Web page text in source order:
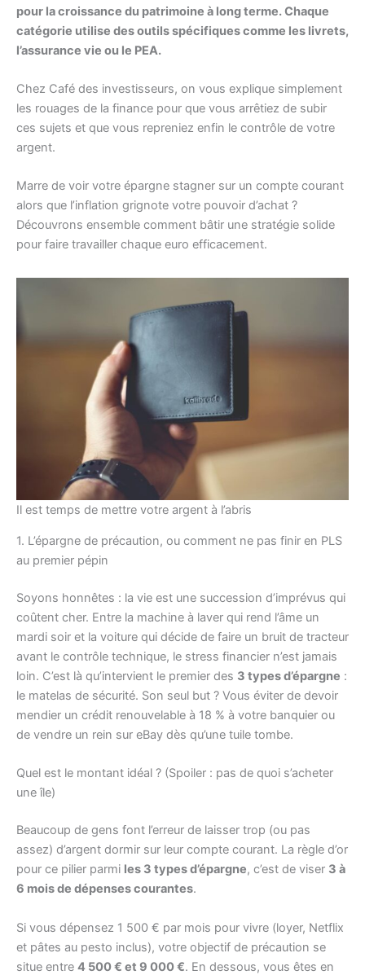
pour la croissance du patrimoine à long terme. Chaque
catégorie utilise des outils spécifiques comme les livrets,
l’assurance vie ou le PEA.
Chez Café des investisseurs, on vous explique simplement
les rouages de la finance pour que vous arrêtiez de subir
ces sujets et que vous repreniez enfin le contrôle de votre
argent.
Marre de voir votre épargne stagner sur un compte courant
alors que l’inflation grignote votre pouvoir d’achat ?
Découvrons ensemble comment bâtir une stratégie solide
pour faire travailler chaque euro efficacement.
Il est temps de mettre votre argent à l’abris
1. L’épargne de précaution, ou comment ne pas finir en PLS
au premier pépin
Soyons honnêtes : la vie est une succession d’imprévus qui
coûtent cher. Entre la machine à laver qui rend l’âme un
mardi soir et la voiture qui décide de faire un bruit de tracteur
avant le contrôle technique, le stress financier n’est jamais
loin. C’est là qu’intervient le premier des 3 types d’épargne :
le matelas de sécurité. Son seul but ? Vous éviter de devoir
mendier un crédit renouvelable à 18 % à votre banquier ou
de vendre un rein sur eBay dès qu’une tuile tombe.
Quel est le montant idéal ? (Spoiler : pas de quoi s’acheter
une île)
Beaucoup de gens font l’erreur de laisser trop (ou pas
assez) d’argent dormir sur leur compte courant. La règle d’or
pour ce pilier parmi les 3 types d’épargne, c’est de viser 3 à
6 mois de dépenses courantes.
Si vous dépensez 1 500 € par mois pour vivre (loyer, Netflix
et pâtes au pesto inclus), votre objectif de précaution se
situe entre 4 500 € et 9 000 €. En dessous, vous êtes en